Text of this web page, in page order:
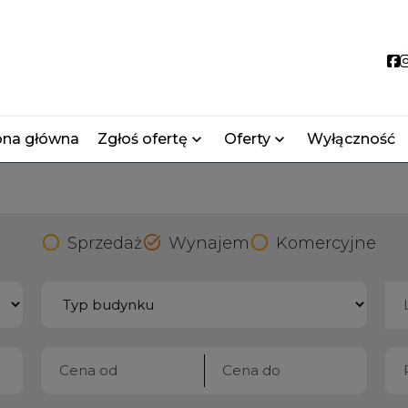
główna Zgłoś ofertę Oferty Wyłączność
Sprzedaż Wynajem Komercyjne